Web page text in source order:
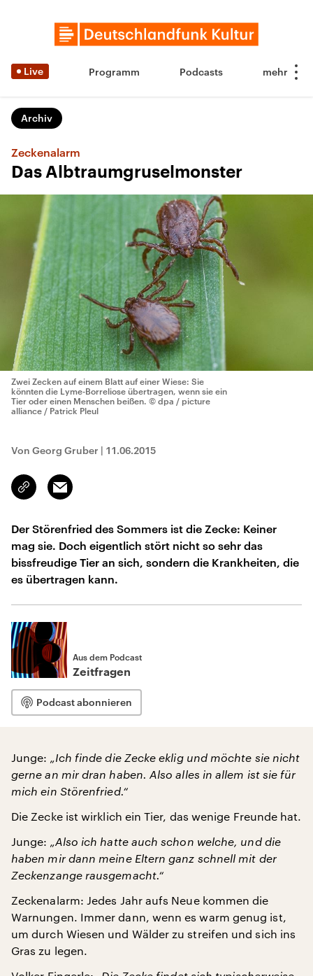
Live Programm Podcasts
Archiv
Zeckenalarm
Das Albtraumgruselmonster
Zwei Zecken auf einem Blatt auf einer Wiese: Sie
könnten die Lyme-Borreliose übertragen, wenn sie ein
Tier oder einen Menschen beißen. © dpa / picture
alliance / Patrick Pleul
Von Georg Gruber | 11.06.2015
Link
kopieren/teilen
Email
Der Störenfried des Sommers ist die Zecke: Keiner
mag sie. Doch eigentlich stört nicht so sehr das
bissfreudige Tier an sich, sondern die Krankheiten, die
es übertragen kann.
Aus dem Podcast
Zeitfragen
Podcast abonnieren
Junge: „Ich finde die Zecke eklig und möchte sie nicht
gerne an mir dran haben. Also alles in allem ist sie für
mich ein Störenfried.“
Die Zecke ist wirklich ein Tier, das wenige Freunde hat.
Junge: „Also ich hatte auch schon welche, und die
haben mir dann meine Eltern ganz schnell mit der
Zeckenzange rausgemacht.“
Zeckenalarm: Jedes Jahr aufs Neue kommen die
Warnungen. Immer dann, wenn es warm genug ist,
um durch Wiesen und Wälder zu streifen und sich ins
Gras zu legen.